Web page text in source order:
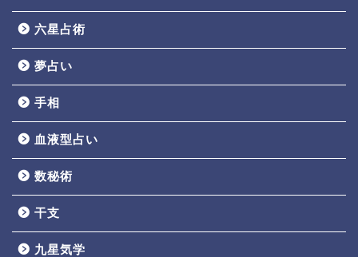
六星占術
夢占い
手相
血液型占い
数秘術
干支
九星気学